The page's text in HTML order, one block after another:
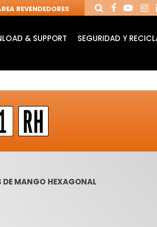
REVENDEDORES
& SUPPORT
SEGURIDAD Y
DE MANGO HEXAGONAL